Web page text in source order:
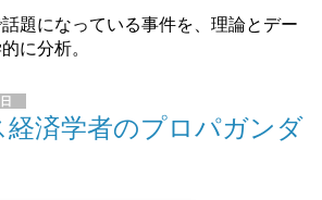
題になっている事件を、理論とデー
に分析。
済学者のプロパガンダ